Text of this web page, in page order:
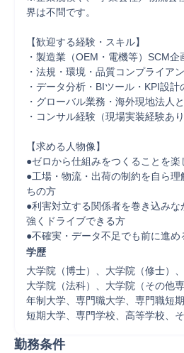
界は不問です。
【歓迎する経験・スキル】
・製造業（OEM・電機等）SCM
・法規・環境・品質コンプライア
・データ分析・BIツール・KPI設計
・グローバル業務・海外現地法人
・コンサル経験（現場実装経験あり
【求める人物像】
●ゼロから仕組みをつくることを楽
●工場・物流・出荷の制約を自ら
ちの方
●利害対立する関係者を巻き込みな
強くドライブできる方
●不確実・データ不足でも前に進
学歴
大学院（博士）、大学院（修士）
大学院（法科）、大学院（その他
年制大学、専門職大学、専門職短
短期大学、専門学校、高等学校、
勤務条件